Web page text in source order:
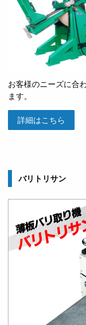
お客様のニーズに合
ます。
詳細はこちら
バリトリサン